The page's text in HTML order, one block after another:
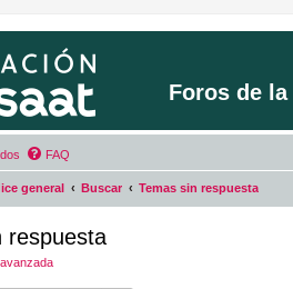
Foros de
FAQ
general Buscar Temas sin respuesta
respuesta